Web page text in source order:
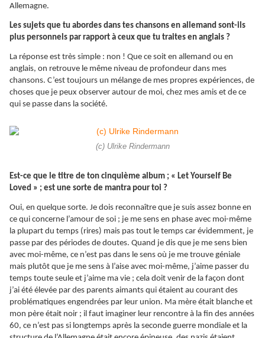
Allemagne.
Les sujets que tu abordes dans tes chansons en allemand sont-ils
plus personnels par rapport à ceux que tu traites en anglais ?
La réponse est très simple : non ! Que ce soit en allemand ou en
anglais, on retrouve le même niveau de profondeur dans mes
chansons. C’est toujours un mélange de mes propres expériences, de
choses que je peux observer autour de moi, chez mes amis et de ce
qui se passe dans la société.
(c) Ulrike Rindermann
Est-ce que le titre de ton cinquième album ; « Let Yourself Be
Loved » ; est une sorte de mantra pour toi ?
Oui, en quelque sorte. Je dois reconnaître que je suis assez bonne en
ce qui concerne l’amour de soi ; je me sens en phase avec moi-même
la plupart du temps (rires) mais pas tout le temps car évidemment, je
passe par des périodes de doutes. Quand je dis que je me sens bien
avec moi-même, ce n’est pas dans le sens où je me trouve géniale
mais plutôt que je me sens à l’aise avec moi-même, j’aime passer du
temps toute seule et j’aime ma vie ; cela doit venir de la façon dont
j’ai été élevée par des parents aimants qui étaient au courant des
problématiques engendrées par leur union. Ma mère était blanche et
mon père était noir ; il faut imaginer leur rencontre à la fin des années
60, ce n’est pas si longtemps après la seconde guerre mondiale et la